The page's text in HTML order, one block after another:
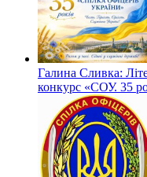
Галина Сливка:
конкурс «СОУ. 35